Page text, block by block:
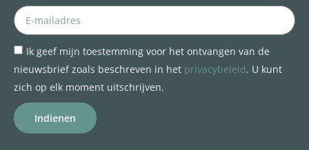
Ik geef mijn toestemming voor het ontvangen van de
nieuwsbrief zoals beschreven in het privacybeleid. U kunt
zich op elk moment uitschrijven.
Indienen